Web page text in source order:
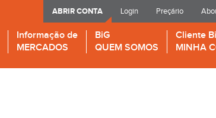
Login Preçário
ABRIR CONTA
Informação de
MERCADOS
BiG
QUEM SOMOS
Cliente
MINHA